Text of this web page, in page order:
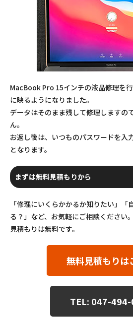
MacBook Pro 15インチの液晶修理を
に映るようになりました。
データはそのまま残して修理しますの
ん。
お返し後は、いつものパスワードを入
となります。
まずは無料見積もりから
「修理にいくらかかるか知りたい」「
る？」など、お気軽にご相談ください。
見積もりは無料です。
無料見積もりは
TEL: 047-